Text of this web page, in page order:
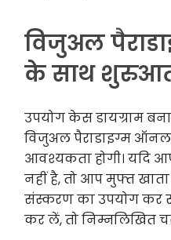
विजुअल
के साथ
उपयोग केस डायग्राम
विजुअल पैराडाइग्म
आवश्यकता होगी। यदि
नहीं है, तो आप मुफ्त
संस्करण का उपयोग कर
कर लें, तो निम्नलिखित